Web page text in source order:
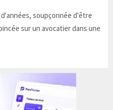
soupçonnée d'être
sur un avocatier dans une